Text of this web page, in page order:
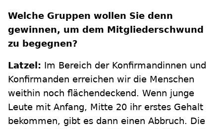
Welche Gruppen wollen Sie denn
gewinnen, um dem Mitgliederschwund
zu begegnen?
Latzel: Im Bereich der Konfirmandinnen und
Konfirmanden erreichen wir die Menschen
weithin noch flächendeckend. Wenn junge
Leute mit Anfang, Mitte 20 ihr erstes Gehalt
bekommen, gibt es dann einen Abbruch. Die